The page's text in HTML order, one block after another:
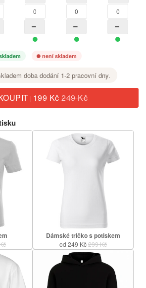
není skladem
doba dodání 1-2 pracovní dny.
| 199 Kč249 Kč
Dámské tričko s potiskem
od 249 Kč299 Kč